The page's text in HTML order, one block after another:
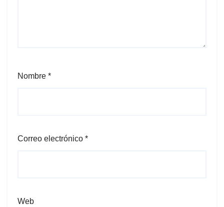
Nombre *
Correo electrónico *
Web